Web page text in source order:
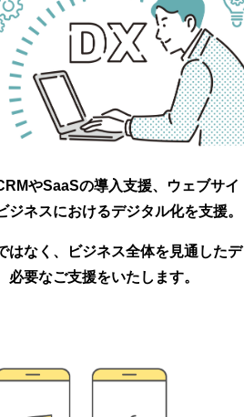
やSaaSの導入支援、ウェブサイ
ジネスにおけるデジタル化を支援。
はなく、ビジネス全体を見通したデ
要なご支援をいたします。